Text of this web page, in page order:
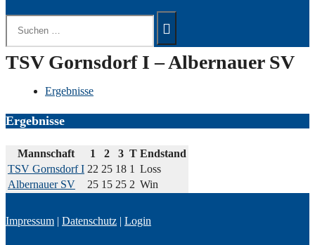
Suchen
nach:
TSV Gornsdorf I – Albernauer SV
Ergebnisse
Ergebnisse
Mannschaft 1 2 3 T Endstand
TSV Gornsdorf I 22 25 18 1 Loss
Albernauer SV
25 15 25 2 Win
Impressum | Datenschutz | Login